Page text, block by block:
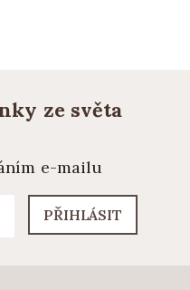
ze světa
e-mailu
PŘIHLÁSIT